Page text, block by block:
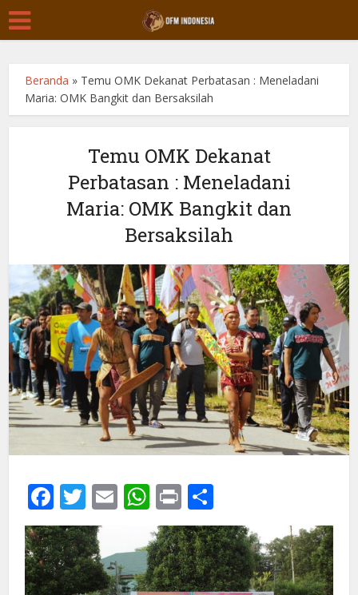
Beranda » Temu OMK Dekanat Perbatasan : Meneladani
Maria: OMK Bangkit dan Bersaksilah
Temu OMK Dekanat
Perbatasan : Meneladani
Maria: OMK Bangkit dan
Bersaksilah
Facebook
Twitter
EmailWhatsApp
Print